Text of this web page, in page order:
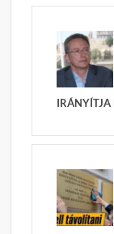
IRÁNYÍTJA